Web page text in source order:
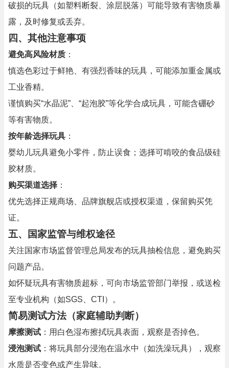
破损的玩具（如塑料断裂、涂层脱落）可能导致有害物质暴
露，及时修复或丢弃。
四、其他注意事项
避免高风险材质 ：
慎选色彩过于鲜艳、有强烈香味的玩具，可能添加重金属或
工业香精。
谨慎购买“水晶泥”、“起泡胶”等化学合成玩具，可能含硼砂
等有害物质。
按年龄选择玩具 ：
婴幼儿玩具避免小零件，防止误食；选择可啃咬的食品级硅
胶材质。
购买渠道选择 ：
优先选择正规商场、品牌旗舰店或授权渠道，保留购买凭
证。
五、国家监管与维权途径
关注国家市场监督管理总局发布的玩具抽检信息，避免购买
问题产品。
如怀疑玩具有害物质超标，可向市场监管部门举报，或送检
至专业机构（如SGS、CTI）。
简易测试方法（家庭辅助判断）
摩擦测试 ：用白色湿布擦拭玩具表面，观察是否掉色。
浸泡测试 ：将玩具部分浸泡在温水中（如洗澡玩具），观察
水质是否变色或产生异味。